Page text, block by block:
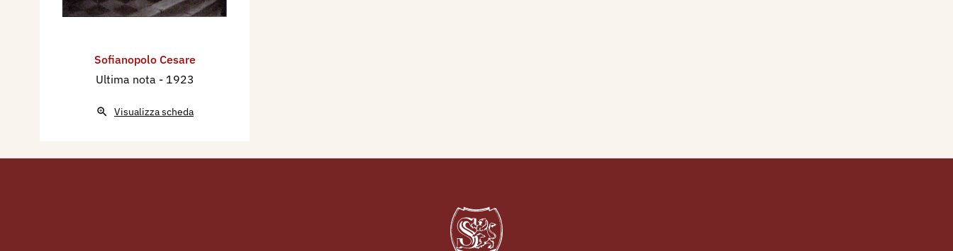
Sofianopolo Cesare
Ultima nota - 1923
Visualizza scheda